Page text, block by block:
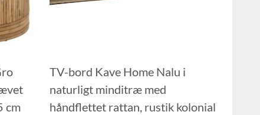
cm
TV-bord Kave Home Nalu i
naturligt minditræ med
håndflettet rattan, rustik kolonial